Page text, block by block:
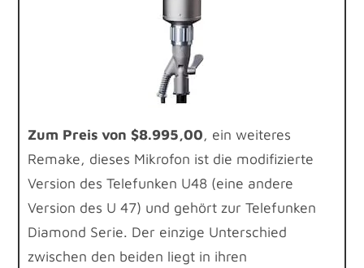
Zum Preis von $8.995,00, ein weiteres
Remake, dieses Mikrofon ist die modifizierte
Version des Telefunken U48 (eine andere
Version des U 47) und gehört zur Telefunken
Diamond Serie. Der einzige Unterschied
zwischen den beiden liegt in ihren